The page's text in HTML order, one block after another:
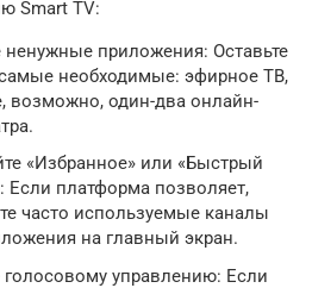
Smart TV:
ненужные приложения: Оставьте
необходимые: эфирное ТВ,
возможно, один-два онлайн-
«Избранное» или «Быстрый
Если платформа позволяет,
часто используемые каналы
на главный экран.
голосовому управлению: Если